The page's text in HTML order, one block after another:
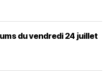
du vendredi 24 juillet